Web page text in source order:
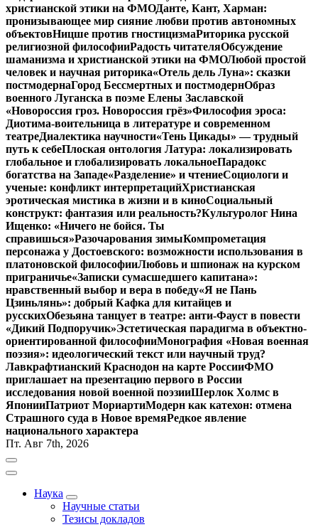
христианской этики на ФМОДанте, Кант, Харман:
пронизывающее мир сияние любви против автономных
объектовНицше против гностицизмаРиторика русской
религиозной философииРадость читателяОбсуждение
шаманизма и христианской этики на ФМОЛюбой простой
человек и научная риторика«Отель дель Луна»: сказки
постмодернаГород Бессмертных и постмодернОбраз
военного Луганска в поэме Елены Заславской
«Новороссия гроз. Новороссия грёз»Философия эроса:
Диотима-воительница в литературе и современном
театреДиалектика научности«Тень Цикады» — трудный
путь к себеПлоская онтология Латура: локализировать
глобальное и глобализировать локальноеПарадокс
богатства на Западе«Разделение» и чтениеСоциологи и
ученые: конфликт интерпретацийХристианская
эротическая мистика в жизни и в киноСоциальный
конструкт: фантазия или реальность?Культуролог Нина
Ищенко: «Ничего не бойся. Ты
справишься»Разочарования зимыКомпрометация
персонажа у Достоевского: возможности использования в
платоновской философииЛюбовь и шпионаж на курском
приграничье«Записки сумасшедшего капитана»:
нравственный выбор и вера в победу«Я не Пань
Цзиньлянь»: добрый Кафка для китайцев и
русскихОбезьяна танцует в театре: анти-Фауст в повести
«Дикий Подпоручик»Эстетическая парадигма в объектно-
ориентированной философииМонография «Новая военная
поэзия»: идеологический текст или научный труд?
Лавкрафтианский Краснодон на карте РоссииФМО
приглашает на презентацию первого в России
исследования новой военной поэзииШерлок Холмс в
ЯпонииПатриот МориартиМодерн как катехон: отмена
Страшного суда в Новое времяРедкое явление
национального характера
Пт. Авг 7th, 2026
Наука
Научные статьи
Тезисы докладов